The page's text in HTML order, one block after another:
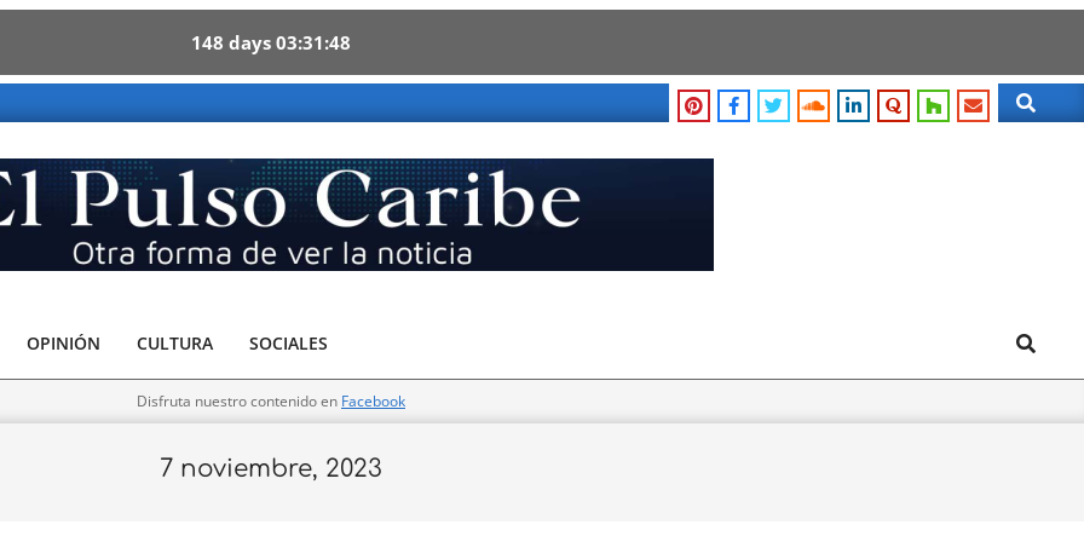
148 days 03 31 47
Search
OPINIÓN CULTURA SOCIALES Search
Disfruta nuestro contenido en Facebook
7 noviembre, 2023